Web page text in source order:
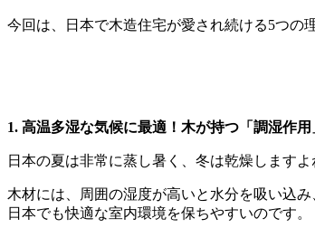
今回は、日本で木造住宅が愛され続ける5つの
1. 高温多湿な気候に最適！木が持つ「調湿作用
日本の夏は非常に蒸し暑く、冬は乾燥しますよ
木材には、周囲の湿度が高いと水分を吸い込
日本でも快適な室内環境を保ちやすいのです。